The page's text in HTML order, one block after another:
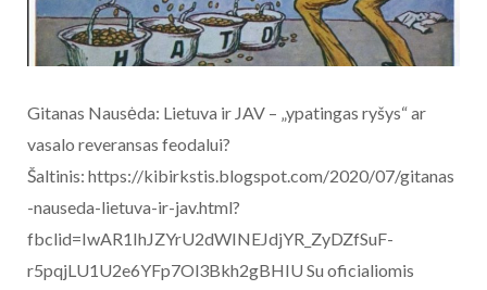
Gitanas Nausėda: Lietuva ir JAV – „ypatingas ryšys“ ar
vasalo reveransas feodalui?
Šaltinis: https://kibirkstis.blogspot.com/2020/07/gitanas
-nauseda-lietuva-ir-jav.html?
fbclid=IwAR1IhJZYrU2dWINEJdjYR_ZyDZfSuF-
r5pqjLU1U2e6YFp7Ol3Bkh2gBHIU Su oficialiomis